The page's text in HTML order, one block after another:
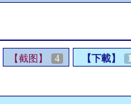
【截图】 4 【下載】